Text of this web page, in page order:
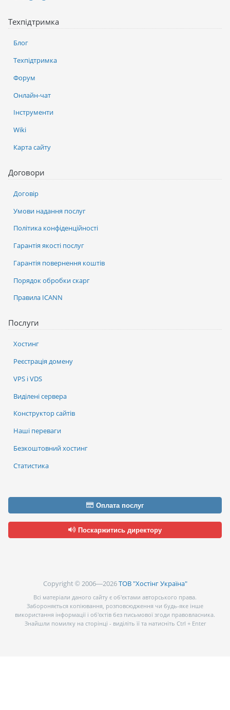
Послуги
Хостинг
Реєстрація домену
VPS і VDS
Виділені сервера
Конструктор сайтів
Наші переваги
Безкоштовний хостинг
Статистика
Техпідтримка
Блог
Техпідтримка
Форум
Онлайн-чат
Інструменти
Wiki
Карта сайту
Договори
Договір
Умови надання послуг
Політика конфіденційності
Гарантія якості послуг
Гарантія повернення коштів
Порядок обробки скарг
Правила ICANN
Оплата послуг
Поскаржитись директору
Copyright © 2006—2026ТОВ "Хостінг Україна"
Всі матеріали даного сайту є об’єктами авторського права.
Забороняється копіювання, розповсюдження чи будь-яке інше
використання інформації і об’єктів без письмової згоди правовласника.
Знайшли помилку на сторінці - виділіть її та натисніть Ctrl + Enter